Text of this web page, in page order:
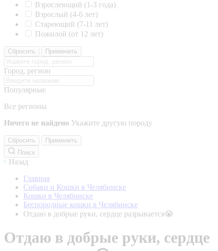
Взрослеющий (1-3 года)
Взрослый (4-6 лет)
Стареющий (7-11 лет)
Пожилой (от 12 лет)
Сбросить Применить
Город, регион
Популярные
Все регионы
Ничего не найдено Укажите другую породу
Сбросить
Применить
Поиск
Назад
Главная
Собаки и Кошки в Челябинске
Кошки в Челябинске
Беспородные кошки в Челябинске
Отдаю в добрые руки, сердце разрывается😭
Отдаю в добрые руки, сердце